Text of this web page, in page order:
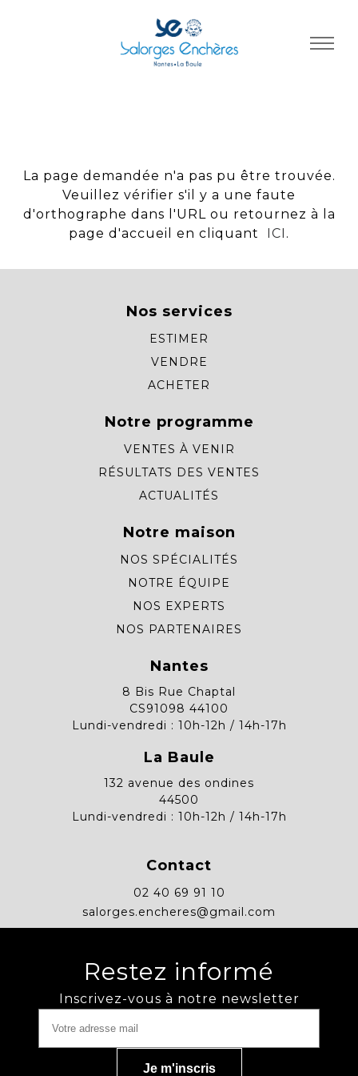
La page demandée n'a pas pu être trouvée.
Veuillez vérifier s'il y a une faute
d'orthographe dans l'URL ou retournez à la
page d'accueil en cliquant
ICI .
Nos services
ESTIMER
VENDRE
ACHETER
Notre programme
VENTES À VENIR
RÉSULTATS DES VENTES
ACTUALITÉS
Notre maison
NOS SPÉCIALITÉS
NOTRE ÉQUIPE
NOS EXPERTS
NOS PARTENAIRES
Nantes
8 Bis Rue Chaptal
CS91098 44100
Lundi-vendredi : 10h-12h / 14h-17h
La Baule
132 avenue des ondines
44500
Lundi-vendredi : 10h-12h / 14h-17h
Contact
02 40 69 91 10
salorges.encheres@gmail.com
Restez informé
Inscrivez-vous à notre newsletter